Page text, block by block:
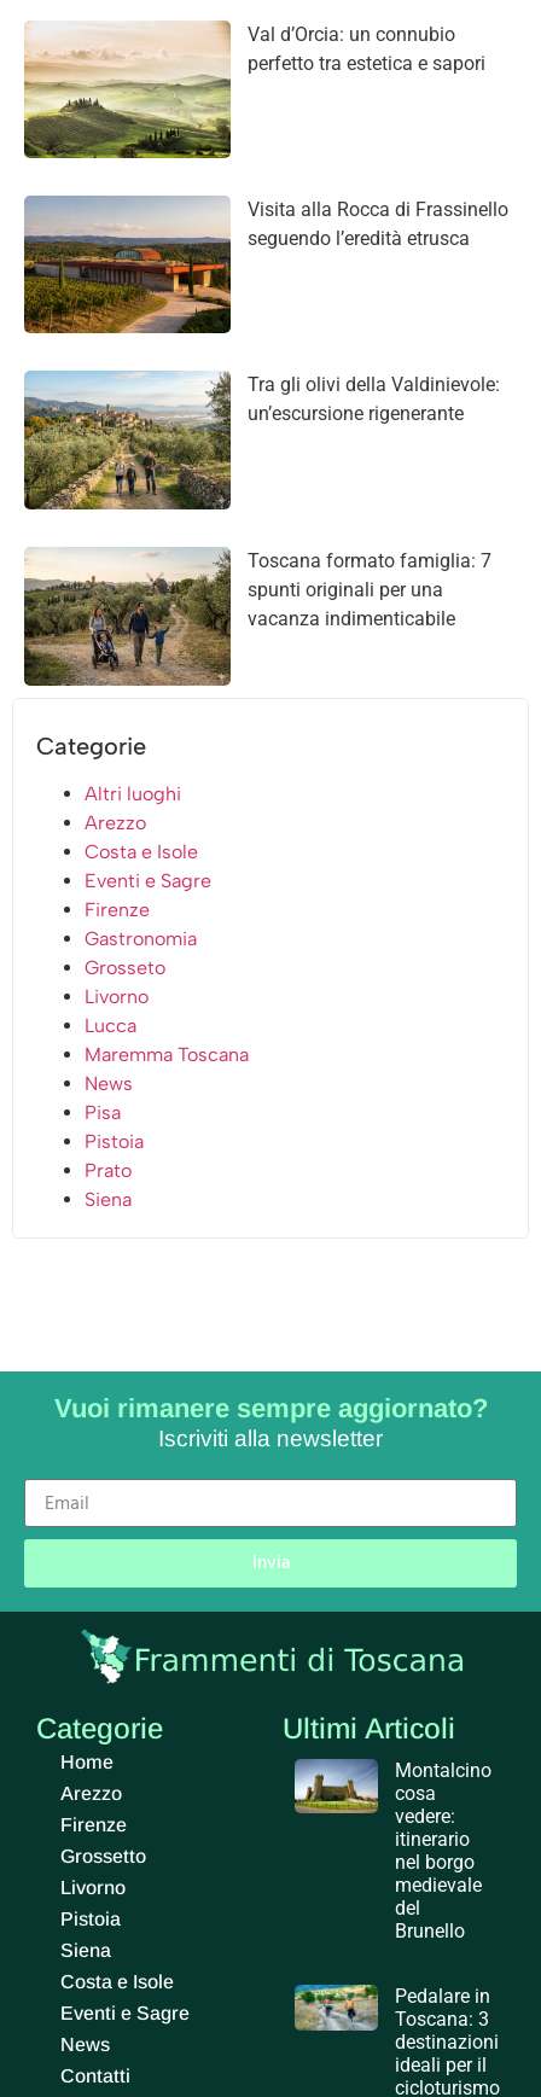
Val d’Orcia: un connubio
perfetto tra estetica e sapori
Visita alla Rocca di Frassinello
seguendo l’eredità etrusca
Tra gli olivi della Valdinievole:
un’escursione rigenerante
Toscana formato famiglia: 7
spunti originali per una
vacanza indimenticabile
Categorie
Altri luoghi
Arezzo
Costa e Isole
Eventi e Sagre
Firenze
Gastronomia
Grosseto
Livorno
Lucca
Maremma Toscana
News
Pisa
Pistoia
Prato
Siena
Vuoi rimanere sempre aggiornato?
Iscriviti alla newsletter
Invia
Categorie
Home
Arezzo
Firenze
Grossetto
Livorno
Pistoia
Siena
Costa e Isole
Eventi e Sagre
News
Contatti
Ultimi Articoli
Montalcino
cosa
vedere:
itinerario
nel borgo
medievale
del
Brunello
Pedalare in
Toscana: 3
destinazioni
ideali per il
cicloturismo